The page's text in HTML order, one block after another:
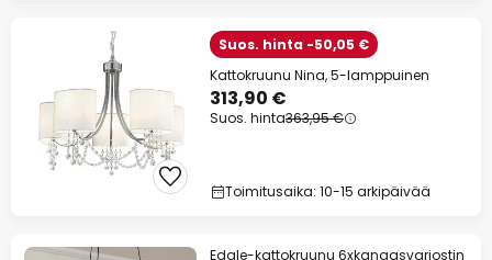
Suos. hinta -50,05 €
Kattokruunu Nina, 5-lamppuinen
313,90 €
Suos. hinta363,95 €
Toimitusaika: 10-15 arkipäivää
Edale-kattokruunu 6xkangasvarjostin